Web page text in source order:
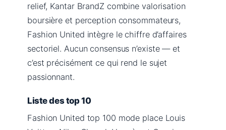
relief, Kantar BrandZ combine valorisation
boursière et perception consommateurs,
Fashion United intègre le chiffre d’affaires
sectoriel. Aucun consensus n’existe — et
c’est précisément ce qui rend le sujet
passionnant.
Liste des top 10
Fashion United top 100 mode place Louis